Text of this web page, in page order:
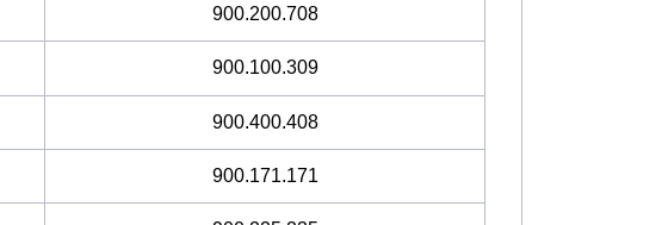
900.200.708
900.100.309
900.400.408
900.171.171